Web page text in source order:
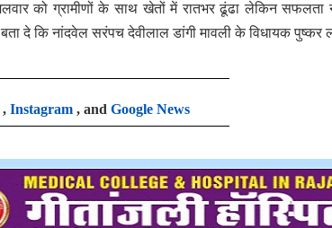
को ग्रामीणों के साथ खेतों में रातभर ढूंढा लेकिन सफलता
दे कि नांदवेल सरंपच देवीलाल डांगी मावली के विधायक पुष्कर
, Instagram , and Google News